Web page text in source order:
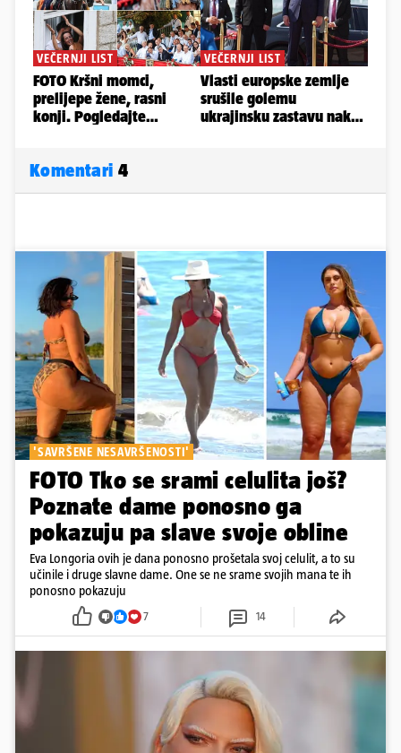
Komentari 4
'SAVRŠENE NESAVRŠENOSTI'
FOTO Tko se srami celulita još?
Poznate dame ponosno ga
pokazuju pa slave svoje obline
Eva Longoria ovih je dana ponosno prošetala svoj celulit, a to su
učinile i druge slavne dame. One se ne srame svojih mana te ih
ponosno pokazuju
7 14